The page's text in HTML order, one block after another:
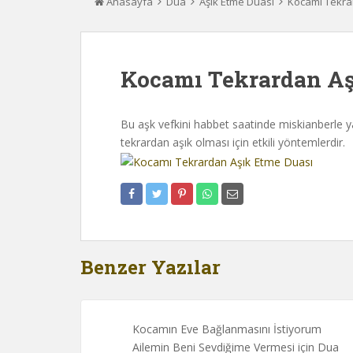
Kocamı Tekrardan
Bu aşk vefkini habbet saatinde miskianberle
tekrardan aşık olması için etkili yöntemlerdir.
Benzer Yazılar
Kocamın Eve Bağlanmasını İstiyorum
Ailemin Beni Sevdiğime Vermesi için Dua